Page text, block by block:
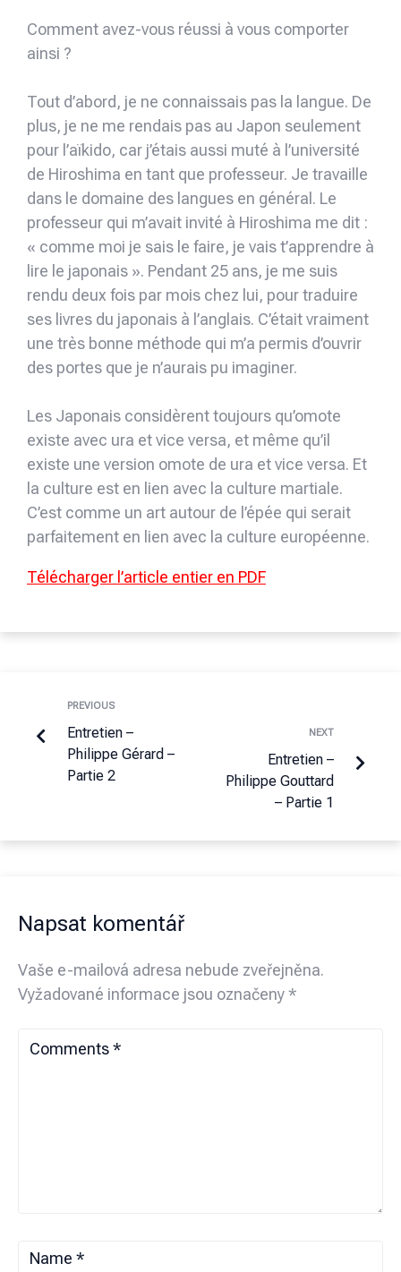
Comment avez-vous réussi à vous comporter
ainsi ?
Tout d’abord, je ne connaissais pas la langue. De
plus, je ne me rendais pas au Japon seulement
pour l’aïkido, car j’étais aussi muté à l’université
de Hiroshima en tant que professeur. Je travaille
dans le domaine des langues en général. Le
professeur qui m’avait invité à Hiroshima me dit :
« comme moi je sais le faire, je vais t’apprendre à
lire le japonais ». Pendant 25 ans, je me suis
rendu deux fois par mois chez lui, pour traduire
ses livres du japonais à l’anglais. C’était vraiment
une très bonne méthode qui m’a permis d’ouvrir
des portes que je n’aurais pu imaginer.
Les Japonais considèrent toujours qu’omote
existe avec ura et vice versa, et même qu’il
existe une version omote de ura et vice versa. Et
la culture est en lien avec la culture martiale.
C’est comme un art autour de l’épée qui serait
parfaitement en lien avec la culture européenne.
Télécharger l’article entier en PDF
PREVIOUS
Entretien –
Philippe Gérard –
Partie 2
NEXT
Entretien –
Philippe Gouttard
– Partie 1
Napsat komentář
Vaše e-mailová adresa nebude zveřejněna.
Vyžadované informace jsou označeny*